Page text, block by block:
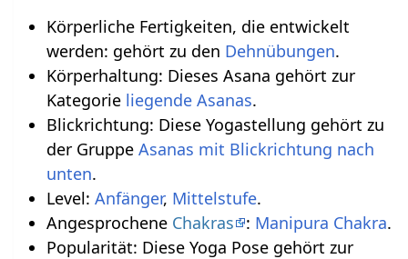
Körperliche Fertigkeiten, die entwickelt
werden: gehört zu den Dehnübungen.
Körperhaltung: Dieses Asana gehört zur
Kategorie liegende Asanas.
Blickrichtung: Diese Yogastellung gehört zu
der Gruppe Asanas mit Blickrichtung nach
unten.
Level: Anfänger, Mittelstufe.
Angesprochene Chakras : Manipura Chakra.
Popularität: Diese Yoga Pose gehört zur